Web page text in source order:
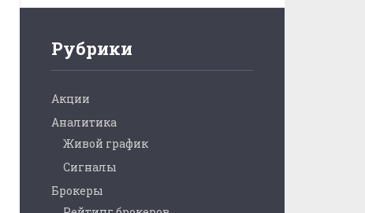
Рубрики
Акции
Аналитика
Живой график
Сигналы
Брокеры